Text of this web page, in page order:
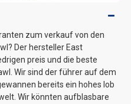
zum verkauf von den
Der hersteller East
preis und die beste
Wir sind der führer auf dem
bereits ein hohes lob
Wir könnten aufblasbare